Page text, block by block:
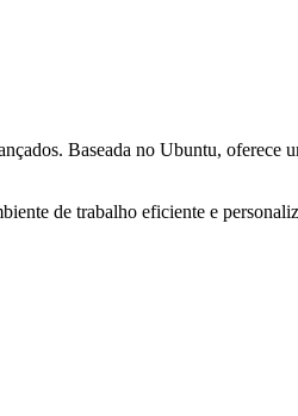
Baseada no Ubuntu, oferece
de trabalho eficiente e